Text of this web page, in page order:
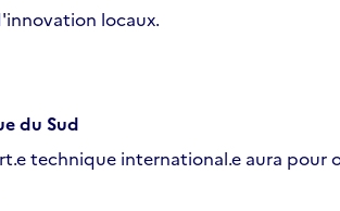
locaux.
du Sud
technique international.e aura